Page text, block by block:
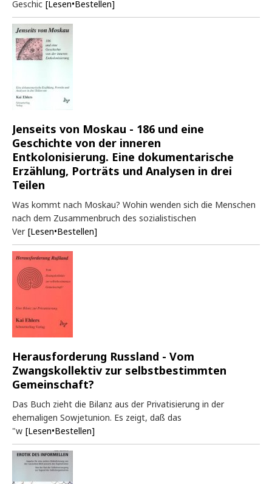
Geschic [Lesen•Bestellen]
Jenseits von Moskau - 186 und eine
Geschichte von der inneren
Entkolonisierung. Eine dokumentarische
Erzählung, Porträts und Analysen in drei
Teilen
Was kommt nach Moskau? Wohin wenden sich die Menschen
nach dem Zusammenbruch des sozialistischen
Ver [Lesen•Bestellen]
Herausforderung Russland - Vom
Zwangskollektiv zur selbstbestimmten
Gemeinschaft?
Das Buch zieht die Bilanz aus der Privatisierung in der
ehemaligen Sowjetunion. Es zeigt, daß das
"w [Lesen•Bestellen]